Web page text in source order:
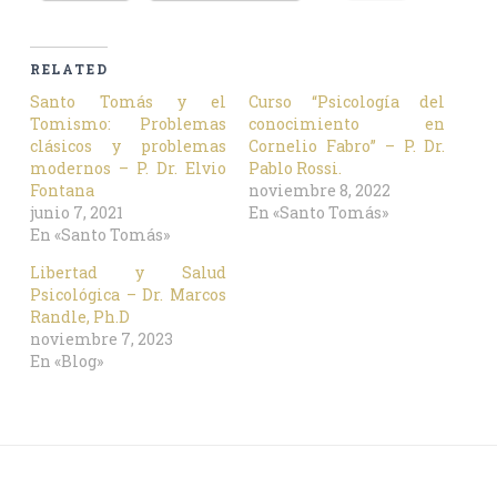
RELATED
Santo Tomás y el
Tomismo: Problemas
clásicos y problemas
modernos – P. Dr. Elvio
Fontana
junio 7, 2021
En «Santo Tomás»
Curso “Psicología del
conocimiento en
Cornelio Fabro” – P. Dr.
Pablo Rossi.
noviembre 8, 2022
En «Santo Tomás»
Libertad y Salud
Psicológica – Dr. Marcos
Randle, Ph.D
noviembre 7, 2023
En «Blog»